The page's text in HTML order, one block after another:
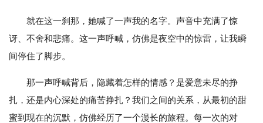
就在这一刹那，她喊了一声我的名字。声音中充满了惊
讶、不舍和悲痛。这一声呼喊，仿佛是夜空中的惊雷，让我瞬
间停住了脚步。
那一声呼喊背后，隐藏着怎样的情感？是爱意未尽的挣
扎，还是内心深处的痛苦挣扎？我们之间的关系，从最初的甜
蜜到现在的沉默，仿佛经历了一个漫长的旅程。每一次的对